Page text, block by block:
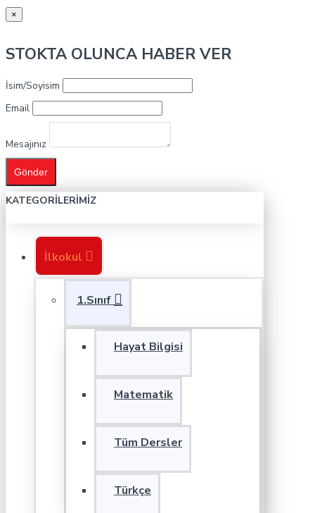
×
STOKTA OLUNCA HABER VER
İsim/Soyisim
Email
Mesajınız
Gönder
KATEGORILERIMIZ
İlkokul
1.Sınıf
Hayat Bilgisi
Matematik
Tüm Dersler
Türkçe